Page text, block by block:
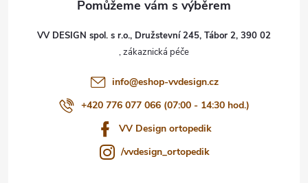
VV DESIGN spol. s r.o., Družstevní 245, Tábor 2, 390 02
info@eshop-vvdesign.cz
+420 776 077 066 (07:00 - 14:30 hod.)
VV Design ortopedik
/vvdesign_ortopedik